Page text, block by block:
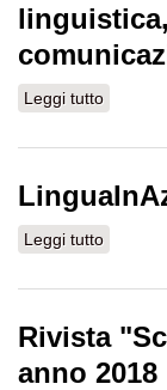
Leggi tutto
Leggi tutto
Rivista
anno 2018